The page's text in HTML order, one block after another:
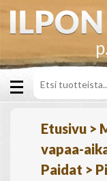
Etusivu >
vapaa-
Paidat >